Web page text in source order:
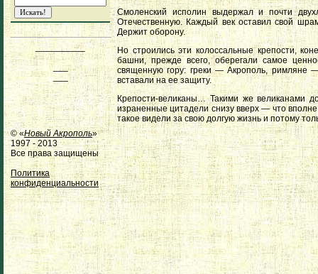
__________
___
© «Новый Акрополь»
1997 - 2013
Все права защищены
Политика
конфиденциальности
Смоленский исполин выдержал и почти
Отечественную. Каждый век оставил свой
Держит оборону.
Но строились эти колоссальные крепости,
башни, прежде всего, оберегали самое
священную гору: греки — Акрополь, римляне
вставали на ее защиту.
Крепости-великаны… Такими же великанами
израненные цитадели снизу вверх — что
такое видели за свою долгую жизнь и потому